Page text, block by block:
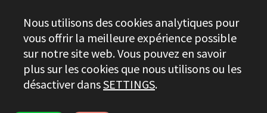
CONTACT
Stayer.es © 2026
Nous utilisons des cookies analytiques pour
vous offrir la meilleure expérience possible
sur notre site web. Vous pouvez en savoir
plus sur les cookies que nous utilisons ou les
désactiver dansSETTINGS.